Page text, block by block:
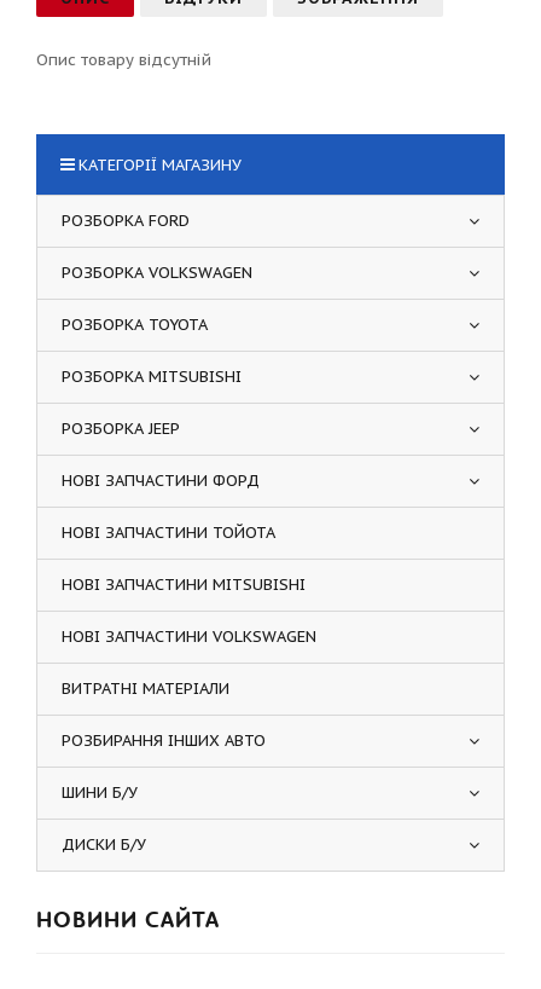
Опис товару відсутній
КАТЕГОРІЇ МАГАЗИНУ
РОЗБОРКА FORD
РОЗБОРКА VOLKSWAGEN
РОЗБОРКА TOYOTA
РОЗБОРКА MITSUBISHI
РОЗБОРКА JEEP
НОВІ ЗАПЧАСТИНИ ФОРД
НОВІ ЗАПЧАСТИНИ ТОЙОТА
НОВІ ЗАПЧАСТИНИ MITSUBISHI
НОВІ ЗАПЧАСТИНИ VOLKSWAGEN
ВИТРАТНІ МАТЕРІАЛИ
РОЗБИРАННЯ ІНШИХ АВТО
ШИНИ Б/У
ДИСКИ Б/У
НОВИНИ САЙТА